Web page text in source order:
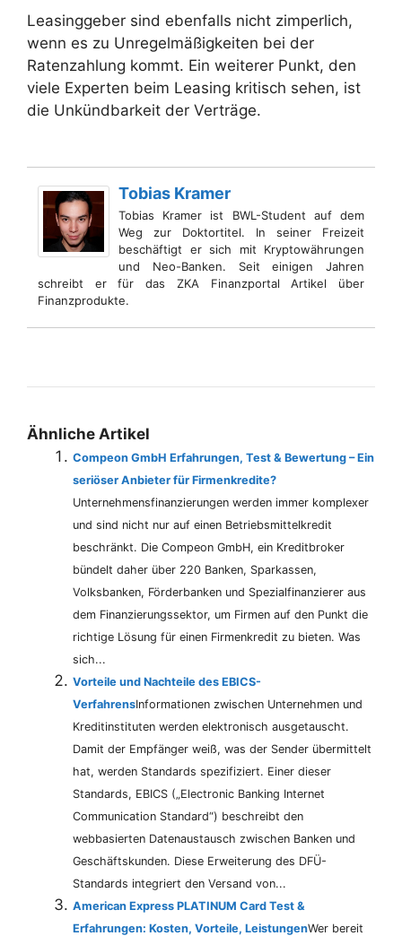
Leasinggeber sind ebenfalls nicht zimperlich,
wenn es zu Unregelmäßigkeiten bei der
Ratenzahlung kommt. Ein weiterer Punkt, den
viele Experten beim Leasing kritisch sehen, ist
die Unkündbarkeit der Verträge.
Tobias Kramer
Tobias Kramer ist BWL-Student auf dem
Weg zur Doktortitel. In seiner Freizeit
beschäftigt er sich mit Kryptowährungen
und Neo-Banken. Seit einigen Jahren
schreibt er für das ZKA Finanzportal Artikel über
Finanzprodukte.
Ähnliche Artikel
Compeon GmbH Erfahrungen, Test & Bewertung – Ein
seriöser Anbieter für Firmenkredite?
Unternehmensfinanzierungen werden immer komplexer
und sind nicht nur auf einen Betriebsmittelkredit
beschränkt. Die Compeon GmbH, ein Kreditbroker
bündelt daher über 220 Banken, Sparkassen,
Volksbanken, Förderbanken und Spezialfinanzierer aus
dem Finanzierungssektor, um Firmen auf den Punkt die
richtige Lösung für einen Firmenkredit zu bieten. Was
sich...
Vorteile und Nachteile des EBICS-
VerfahrensInformationen zwischen Unternehmen und
Kreditinstituten werden elektronisch ausgetauscht.
Damit der Empfänger weiß, was der Sender übermittelt
hat, werden Standards spezifiziert. Einer dieser
Standards, EBICS („Electronic Banking Internet
Communication Standard“) beschreibt den
webbasierten Datenaustausch zwischen Banken und
Geschäftskunden. Diese Erweiterung des DFÜ-
Standards integriert den Versand von...
American Express PLATINUM Card Test &
Erfahrungen: Kosten, Vorteile, LeistungenWer bereit